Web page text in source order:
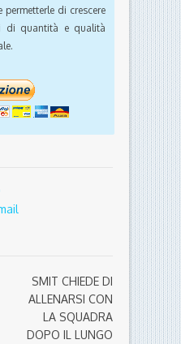
di crescere
di quantità e qualità
SMIT CHIEDE DI
ALLENARSI CON
LA SQUADRA
DOPO IL LUNGO